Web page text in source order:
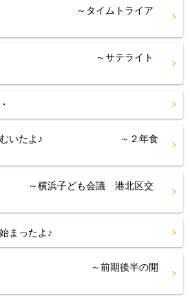
て ～タイムトライア
た！ ～サテライト
んとむいたよ♪ ～２年食
～横浜子ども会議 港北区交
～
まったよ♪
～♪ ～前期後半の開